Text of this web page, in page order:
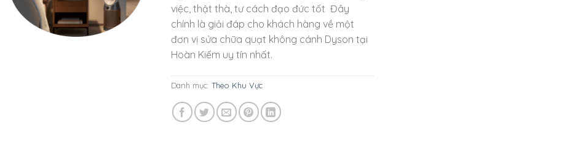
việc, thật thà, tư cách đạo đức tốt Đây
chính là giải đáp cho khách hàng về một
đơn vị sửa chữa quạt không cánh Dyson tại
Hoàn Kiếm uy tín nhất.
Danh mục: Theo Khu Vực